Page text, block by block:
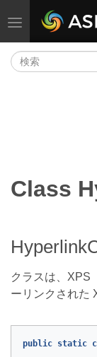
ナビゲーションの
Class
クラスは、XPS
ーリンクされた
public static